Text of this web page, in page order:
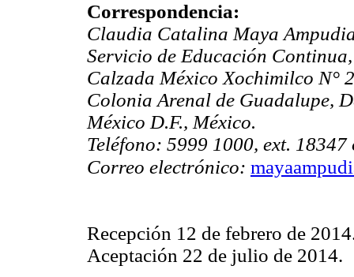
Correspondencia:
Claudia Catalina Maya
Servicio de Educación
Calzada México Xochimilco N°
Colonia Arenal de Guadalupe,
México D.F., México.
Teléfono: 5999 1000, ext. 18347
Correo electrónico:
Recepción 12 de febrero de
Aceptación 22 de julio de 2014.